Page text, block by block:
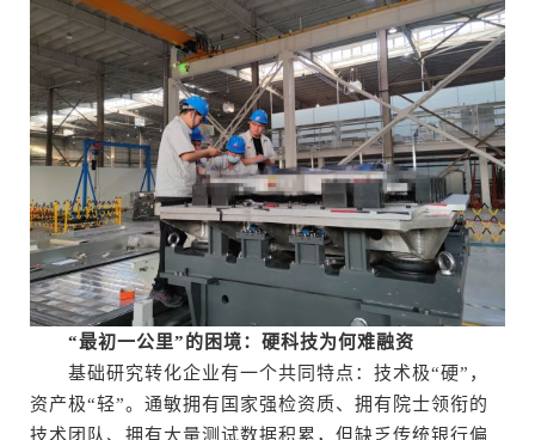
“最初一公里”的困境：硬科技为何难融资
基础研究转化企业有一个共同特点：技术极“硬”，
资产极“轻”。通敏拥有国家强检资质、拥有院士领衔的
技术团队、拥有大量测试数据积累，但缺乏传统银行偏